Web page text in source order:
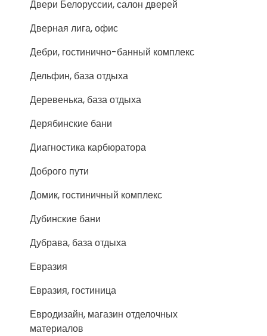
Двери Белоруссии, салон дверей
Дверная лига, офис
Дебри, гостинично-банный комплекс
Дельфин, база отдыха
Деревенька, база отдыха
Дерябинские бани
Диагностика карбюратора
Доброго пути
Домик, гостиничный комплекс
Дубинские бани
Дубрава, база отдыха
Евразия
Евразия, гостиница
Евродизайн, магазин отделочных
материалов